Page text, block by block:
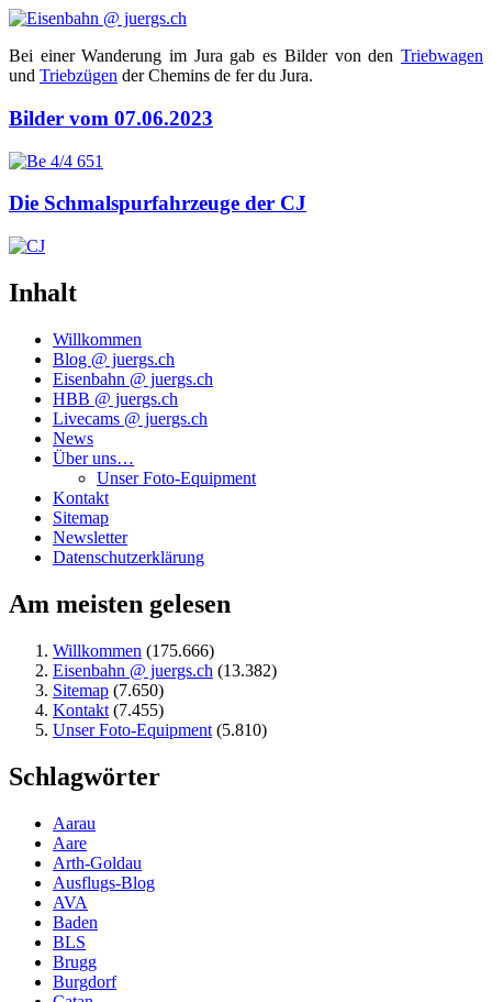
Bei einer Wan­de­rung im Jura gab es Bil­der von den Trieb­wa­gen
und Trieb­zü­gen der Chem­ins de fer du Jura.
Bilder vom 07.06.2023
Die Schmalspurfahrzeuge der CJ
Inhalt
Willkommen
Blog @ juergs.ch
Eisenbahn @ juergs.ch
HBB @ juergs.ch
Livecams @ juergs.ch
News
Über uns…
Unser Foto-Equipment
Kontakt
Sitemap
Newsletter
Datenschutzerklärung
Am meisten gelesen
Willkommen (175.666)
Eisenbahn @ juergs.ch (13.382)
Sitemap (7.650)
Kontakt (7.455)
Unser Foto-Equipment (5.810)
Schlagwörter
Aarau
Aare
Arth-Goldau
Ausflugs-Blog
AVA
Baden
BLS
Brugg
Burgdorf